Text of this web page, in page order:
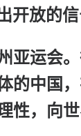
开放的信
亚运会
的中国
性，向